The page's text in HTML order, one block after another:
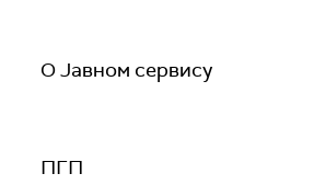
О Jавном сервису
ПГП